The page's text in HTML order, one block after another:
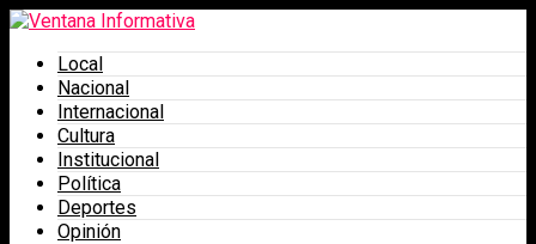
Local
Nacional
Internacional
Cultura
Institucional
Política
Deportes
Opinión